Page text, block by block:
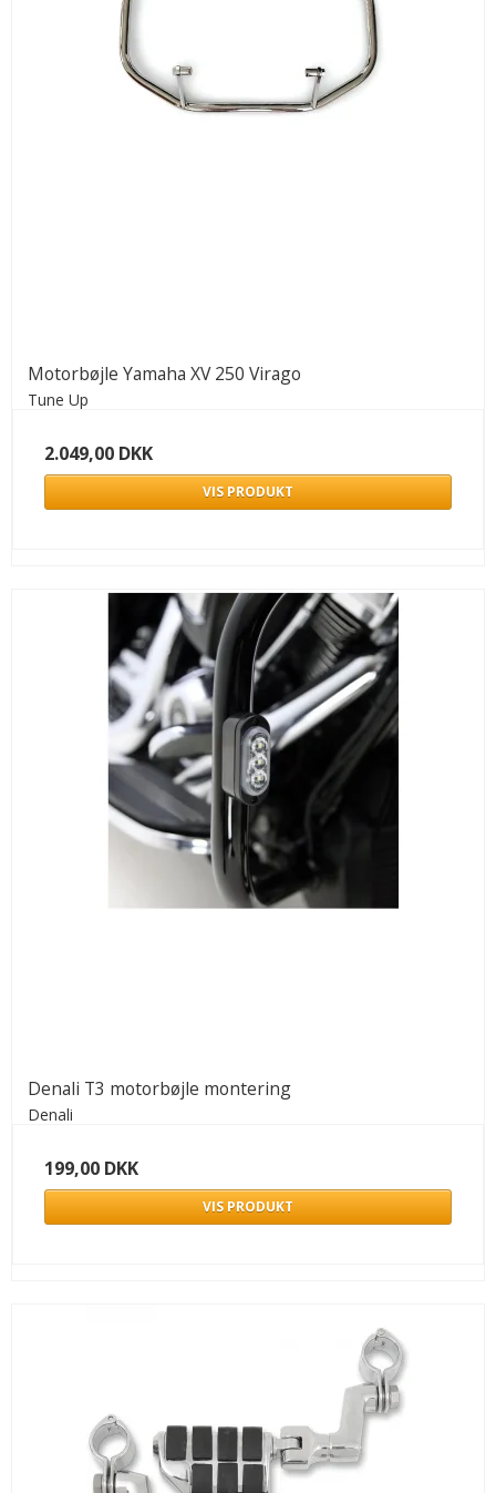
Motorbøjle Yamaha XV 250 Virago
Tune Up
2.049,00 DKK
VIS PRODUKT
Denali T3 motorbøjle montering
Denali
199,00 DKK
VIS PRODUKT